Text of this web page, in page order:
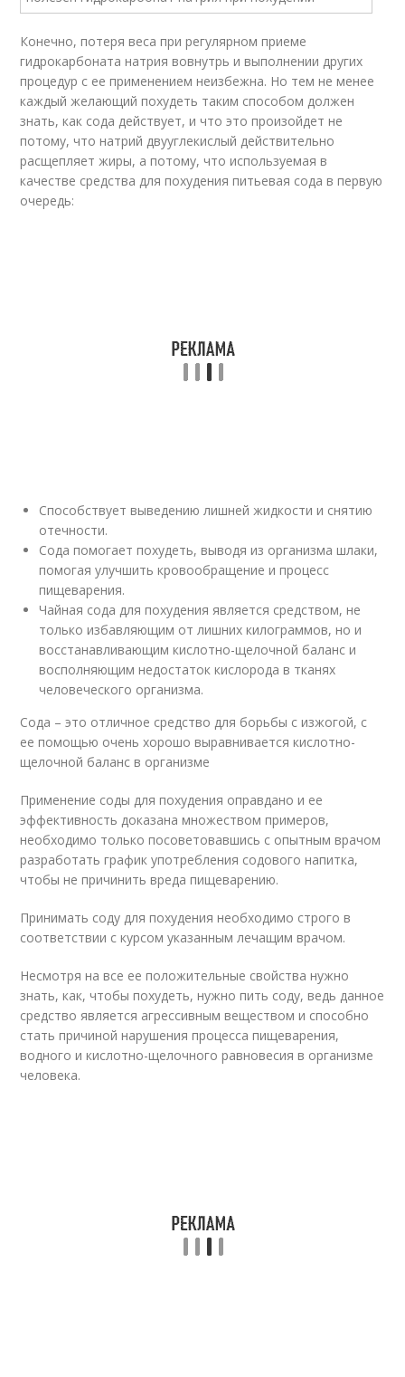
Конечно, потеря веса при регулярном приеме
гидрокарбоната натрия вовнутрь и выполнении других
процедур с ее применением неизбежна. Но тем не менее
каждый желающий похудеть таким способом должен
знать, как сода действует, и что это произойдет не
потому, что натрий двууглекислый действительно
расщепляет жиры, а потому, что используемая в
качестве средства для похудения питьевая сода в первую
очередь:
Способствует выведению лишней жидкости и снятию
отечности.
Сода помогает похудеть, выводя из организма шлаки,
помогая улучшить кровообращение и процесс
пищеварения.
Чайная сода для похудения является средством, не
только избавляющим от лишних килограммов, но и
восстанавливающим кислотно-щелочной баланс и
восполняющим недостаток кислорода в тканях
человеческого организма.
Сода – это отличное средство для борьбы с изжогой, с
ее помощью очень хорошо выравнивается кислотно-
щелочной баланс в организме
Применение соды для похудения оправдано и ее
эффективность доказана множеством примеров,
необходимо только посоветовавшись с опытным врачом
разработать график употребления содового напитка,
чтобы не причинить вреда пищеварению.
Принимать соду для похудения необходимо строго в
соответствии с курсом указанным лечащим врачом.
Несмотря на все ее положительные свойства нужно
знать, как, чтобы похудеть, нужно пить соду, ведь данное
средство является агрессивным веществом и способно
стать причиной нарушения процесса пищеварения,
водного и кислотно-щелочного равновесия в организме
человека.